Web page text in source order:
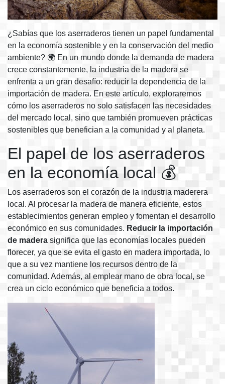
¿Sabías que los aserraderos tienen un papel fundamental
en la economía sostenible y en la conservación del medio
ambiente? 🌍 En un mundo donde la demanda de madera
crece constantemente, la industria de la madera se
enfrenta a un gran desafío: reducir la dependencia de la
importación de madera. En este artículo, exploraremos
cómo los aserraderos no solo satisfacen las necesidades
del mercado local, sino que también promueven prácticas
sostenibles que benefician a la comunidad y al planeta.
El papel de los aserraderos
en la economía local 💰
Los aserraderos son el corazón de la industria maderera
local. Al procesar la madera de manera eficiente, estos
establecimientos generan empleo y fomentan el desarrollo
económico en sus comunidades. Reducir la importación
de madera significa que las economías locales pueden
florecer, ya que se evita el gasto en madera importada, lo
que a su vez mantiene los recursos dentro de la
comunidad. Además, al emplear mano de obra local, se
crea un ciclo económico que beneficia a todos.